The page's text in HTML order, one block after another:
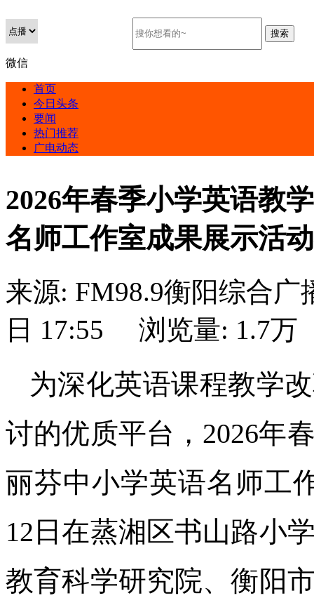
微信
首页
今日头条
要闻
热门推荐
广电动态
2026年春季小学英语教
名师工作室成果展示活
来源: FM98.9衡阳综合广
日 17:55
浏览量: 1.7万
为深化英语课程教学
讨的优质平台，2026年
丽芬中小学英语名师工
12日在蒸湘区书山路小
教育科学研究院、衡阳